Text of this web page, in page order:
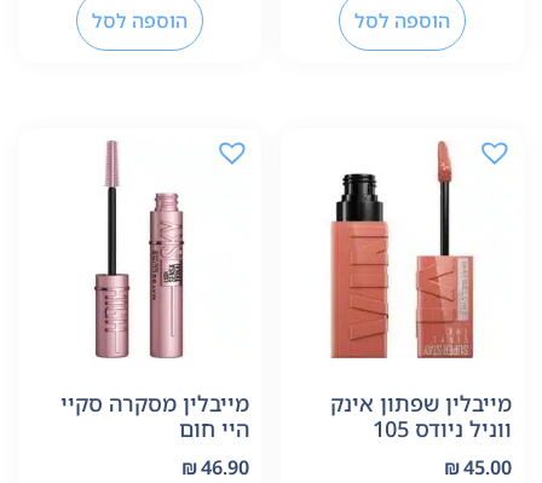
הוספה לסל הוספה לסל
מייבלין שפתון אינק
ווניל ניודס 105
₪45.00
מייבלין מסקרה סקיי
היי חום
₪46.90